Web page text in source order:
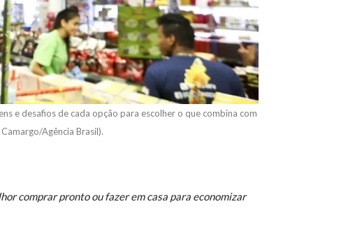
e desafios de cada opção para escolher o que combina com
Agência Brasil).
comprar pronto ou fazer em casa para economizar